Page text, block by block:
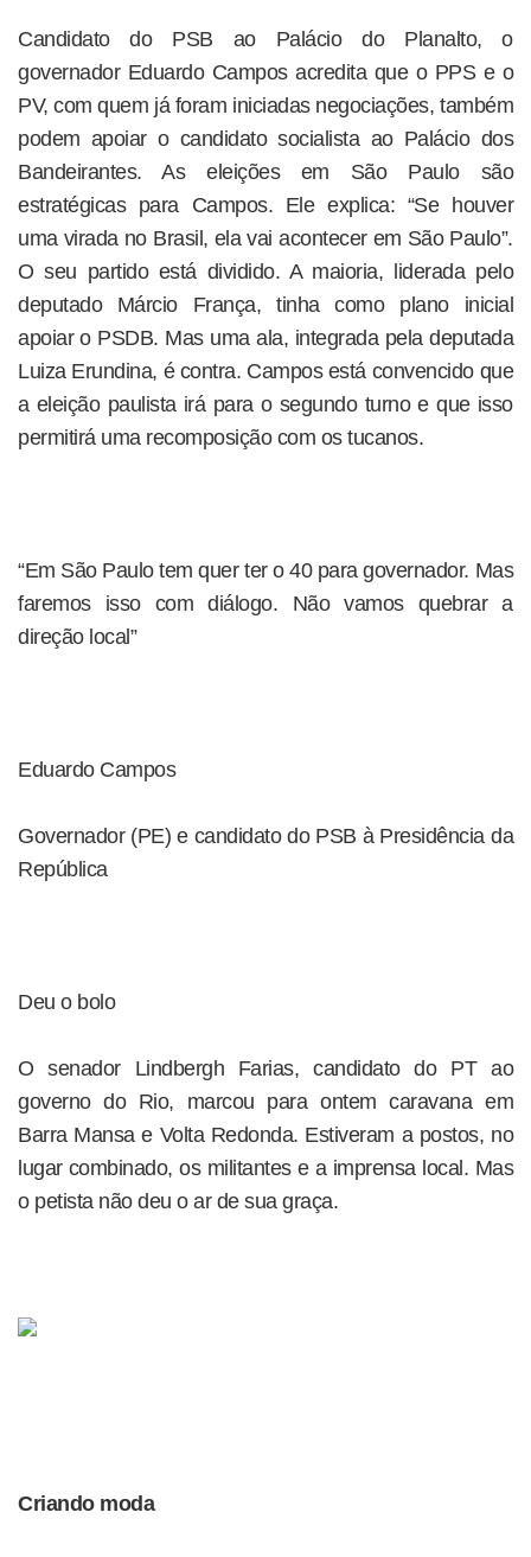
Candidato do PSB ao Palácio do Planalto, o
governador Eduardo Campos acredita que o PPS e o
PV, com quem já foram iniciadas negociações, também
podem apoiar o candidato socialista ao Palácio dos
Bandeirantes. As eleições em São Paulo são
estratégicas para Campos. Ele explica: “Se houver
uma virada no Brasil, ela vai acontecer em São Paulo”.
O seu partido está dividido. A maioria, liderada pelo
deputado Márcio França, tinha como plano inicial
apoiar o PSDB. Mas uma ala, integrada pela deputada
Luiza Erundina, é contra. Campos está convencido que
a eleição paulista irá para o segundo turno e que isso
permitirá uma recomposição com os tucanos.
“Em São Paulo tem quer ter o 40 para governador. Mas
faremos isso com diálogo. Não vamos quebrar a
direção local”
Eduardo Campos
Governador (PE) e candidato do PSB à Presidência da
República
Deu o bolo
O senador Lindbergh Farias, candidato do PT ao
governo do Rio, marcou para ontem caravana em
Barra Mansa e Volta Redonda. Estiveram a postos, no
lugar combinado, os militantes e a imprensa local. Mas
o petista não deu o ar de sua graça.
Criando moda